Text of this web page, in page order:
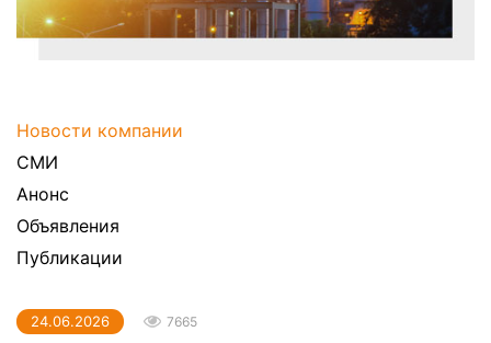
Новости компании
СМИ
Анонс
Объявления
Публикации
24.06.2026 7665